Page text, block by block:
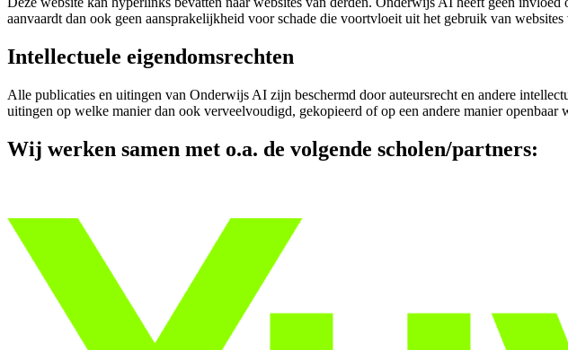
aanvaardt dan ook geen aansprakelijkheid voor schade die voortvloeit uit het gebruik van websites
Intellectuele eigendomsrechten
Alle publicaties en uitingen van Onderwijs AI zijn beschermd door auteursrecht en andere
uitingen op welke manier dan ook verveelvoudigd, gekopieerd of op een andere manier
Wij werken samen met o.a. de volgende scholen/partners: